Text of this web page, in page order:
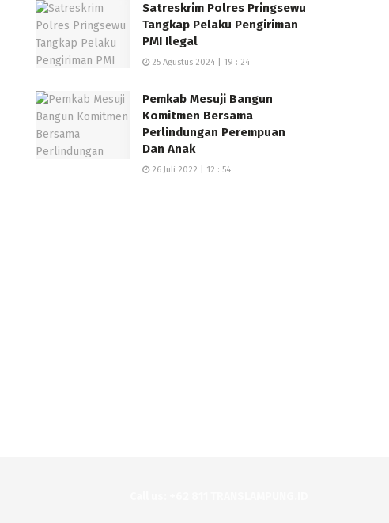
Satreskrim Polres Pringsewu
Tangkap Pelaku Pengiriman
PMI Ilegal
25 Agustus 2024 | 19 : 24
Pemkab Mesuji Bangun
Komitmen Bersama
Perlindungan Perempuan
Dan Anak
26 Juli 2022 | 12 : 54